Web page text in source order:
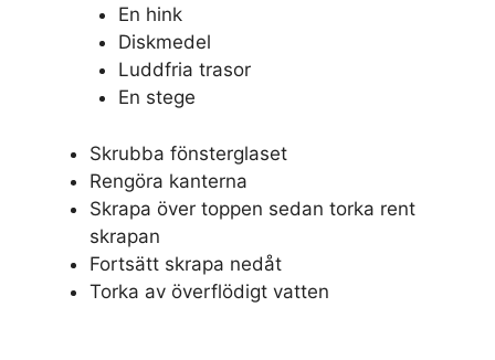
En hink
Diskmedel
Luddfria trasor
En stege
Skrubba fönsterglaset
Rengöra kanterna
Skrapa över toppen sedan torka rent
skrapan
Fortsätt skrapa nedåt
Torka av överflödigt vatten